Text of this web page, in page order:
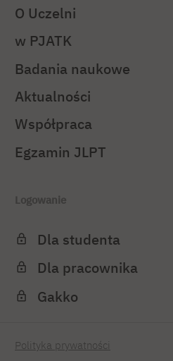
O Uczelni
w PJATK
Badania naukowe
Aktualności
Współpraca
Egzamin JLPT
Logowanie
Dla studenta
Dla pracownika
Gakko
Polityka prywatności